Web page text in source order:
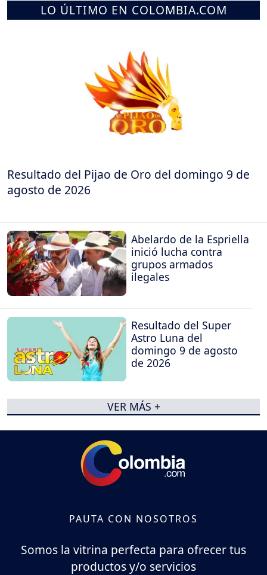
LO ÚLTIMO EN COLOMBIA.COM
Resultado del Pijao de Oro del domingo 9 de
agosto de 2026
Abelardo de la Espriella
inició lucha contra
grupos armados
ilegales
Resultado del Super
Astro Luna del
domingo 9 de agosto
de 2026
VER MÁS +
PAUTA CON NOSOTROS
Somos la vitrina perfecta para ofrecer tus
productos y/o servicios